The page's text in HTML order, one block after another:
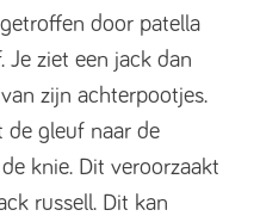
door patella
Je ziet een jack dan
zijn achterpootjes.
de gleuf naar de
knie. Dit veroorzaakt
russell. Dit kan